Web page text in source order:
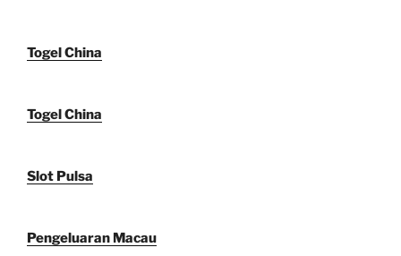
Togel China
Togel China
Slot Pulsa
Pengeluaran Macau